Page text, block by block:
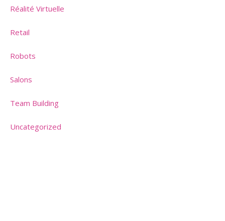
Réalité Virtuelle
Retail
Robots
Salons
Team Building
Uncategorized